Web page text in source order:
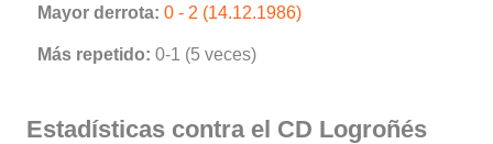
Mayor derrota: 0 - 2 (14.12.1986)
Más repetido: 0-1 (5 veces)
Estadísticas contra el CD Logroñés